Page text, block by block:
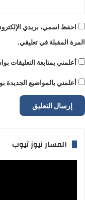
احفظ اسمي، بريدي
المرة المقبلة في تعليقي.
أعلمني بمتابعة التعليقات
أعلمني بالمواضيع الجديدة
المسار نيوز تيوب